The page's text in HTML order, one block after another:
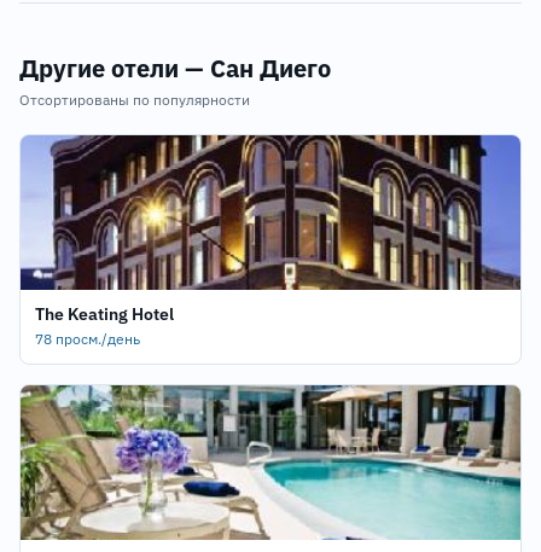
Другие отели — Сан Диего
Отсортированы по популярности
The Keating Hotel
78 просм./день